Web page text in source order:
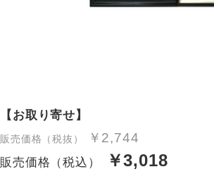
【お取り寄せ】
販売価格（税抜） ￥2,744
販売価格（税込） ￥3,018